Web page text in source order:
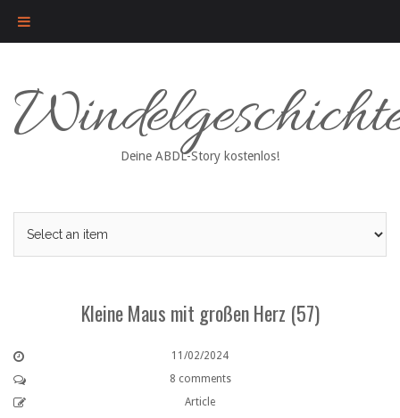
content
Deine ABDL-Story kostenlos!
Kleine Maus mit großen Herz (57)
11/02/2024
8 comments
Article